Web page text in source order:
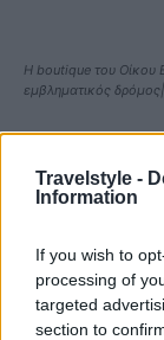
Travelstyle -
Information
If you wish to
processing of
targeted
section to
H boutique του Οίκου
εμβληματικός
Το Μιλάνο
από τους
να ψωνίσετε
brands, θα
πόλη,